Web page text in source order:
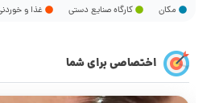
مکان کارگاه صنایع دستی غذا و
اختصاصی برای شما